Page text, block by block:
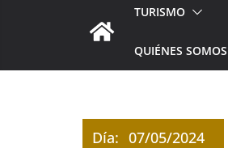
TURISMO
QUIÉNES SOMOS
Día: 07/05/2024